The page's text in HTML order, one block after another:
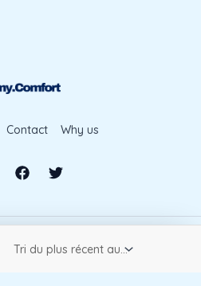
Contact Why us
Powered by aimyComfort.